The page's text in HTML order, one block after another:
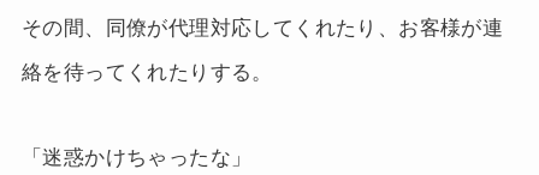
その間、同僚が代理対応してくれたり、お客様が連
絡を待ってくれたりする。
「迷惑かけちゃったな」